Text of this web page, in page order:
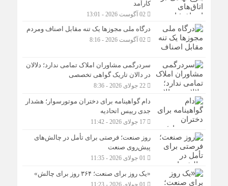
کارآمد
02 آگوست 2026 - 13:01
درگاه ملی مجوزها یک تنه مقابل اصناف ومردم
02 آگوست 2026 - 8:16
سردرگمی مشاوران املاک تمامی ندارد؛ دلالان
در دالان تاریک گواهی تخصصی
22 جولای 2026 - 8:36
دام گواهینامه برای دختران موتورسوار؛ هشدار
جدی رییس اتحادیه
17 جولای 2026 - 11:42
روز صنعت؛ فرصتی برای تأمل در چالش‌های
پیش‌روی صنعت
«یک روز برای صنعت؛ ۳۶۴ روز برای چالش»